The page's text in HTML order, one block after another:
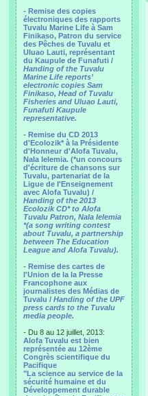
- Remise des copies
électroniques des rapports
Tuvalu Marine Life à Sam
Finikaso, Patron du service
des Pêches de Tuvalu et
Uluao Lauti, représentant
du Kaupule de Funafuti /
Handing of the Tuvalu
Marine Life reports’
electronic copies Sam
Finikaso, Head of Tuvalu
Fisheries and Uluao Lauti,
Funafuti Kaupule
representative.
- Remise du CD 2013
d'Ecolozik* à la Présidente
d'Honneur d'Alofa Tuvalu,
Nala Ielemia. (*un concours
d'écriture de chansons sur
Tuvalu, partenariat de la
Ligue de l'Enseignement
avec Alofa Tuvalu) /
Handing of the 2013
Ecolozik CD* to Alofa
Tuvalu Patron, Nala Ielemia
*(a song writing contest
about Tuvalu, a partnership
between The Education
League and Alofa Tuvalu).
- Remise des cartes de
l'Union de la la Presse
Francophone aux
journalistes des Médias de
Tuvalu / Handing of the UPF
press cards to the Tuvalu
media people.
- Du 8 au 12 juillet, 2013:
Alofa Tuvalu est bien
représentée au 12ème
Congrès scientifique du
Pacifique
"La science au service de la
sécurité humaine et du
Développement durable